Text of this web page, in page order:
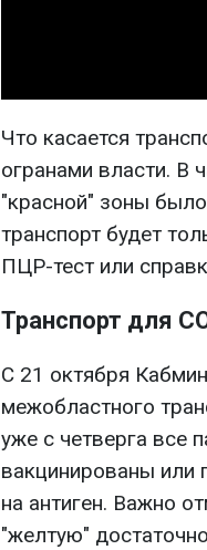
Что касается
огранами власти. В
"красной" зоны
транспорт будет
ПЦР-тест или
Транспорт для
С 21 октября
межобластного
уже с четверга все
вакцинированы или
на антиген. Важно
"желтую"